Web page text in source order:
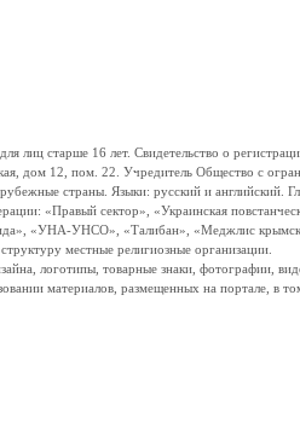
старше 16 лет. Свидетельство о
дом 12, пом. 22. Учредитель Общество с
страны. Языки: русский и
«Правый сектор», «Украинская
«УНА-УНСО», «Талибан», «Меджлис
местные религиозные организации.
логотипы, товарные знаки, фотографии,
материалов, размещенных на портале, в